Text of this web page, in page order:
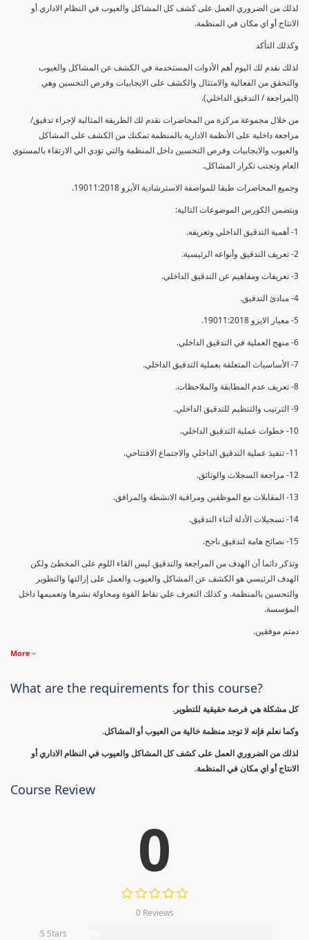
لذلك من الضروري العمل على كشف كل المشاكل والعيوب في النظام الاداري أو
الانتاج أو اي مكان في المنظمة.
وكذلك التأكد
لذلك نقدم لك اليوم أهم الأدوات المستخدمة في الكشف عن المشاكل والعيوب
والتحقق من الفعالية والامتثال والكشف على الايجابيات وفرص التحسين وهي
(المراجعة / التدقيق الداخلي).
من خلال مجموعة مركزة من المحاضرات نقدم لك الطريقة المثالية لإجراء تدقيق/
مراجعة داخلية على الأنظمة الادارية بالمنظمة تمكنك من الكشف على المشاكل
والعيوب والايجابيات وفرص التحسين داخل المنظمة والتي تؤدي الي الارتقاء بالمستوي
العام وتجنب تكرار المشاكل.
وجميع المحاضرات طبقا للمواصفة الاسترشادية الأيزو 19011:2018.
ويتضمن الكورس الموضوعات التالية:
1- أهمية التدقيق الداخلي وتعريفه.
2- تعريف التدقيق وأنواعه الرئيسية.
3- تعريفات ومفاهيم عن التدقيق الداخلي.
4- مبادئ التدقيق.
5- معيار الايزو 19011:2018.
6- منهج العملية في التدقيق الداخلي.
7- الأساسيات المتعلقة بعملية التدقيق الداخلي.
8- تعريف عدم المطابقة والملاحظات.
9- الترتيب والتنظيم للتدقيق الداخلي.
10- خطوات عملية التدقيق الداخلي.
11- تنفيذ عملية التدقيق الداخلي والاجتماع الافتتاحي.
12- مراجعة السجلات والوثائق.
13- المقابلات مع الموظفين ومراقبة الانشطة والمرافق.
14- تسجيلات الأدلة أثناء التدقيق.
15- نصائح هامة لتدقيق ناجح.
وتذكر دائما أن الهدف من المراجعة والتدقيق ليس القاء اللوم على المخطئ ولكن
الهدف الرئيسي هو الكشف عن المشاكل والعيوب والعمل على إزالتها والتطوير
والتحسين بالمنظمة. و كذلك التعرف علي نقاط القوة ومحاولة نشرها وتعميمها داخل
المؤسسة.
دمتم موفقين.
More
What are the requirements for this course?
كل مشكلة هي فرصة حقيقية للتطوير.
وكما نعلم فإنه لا توجد منظمة خالية من العيوب أو المشاكل.
لذلك من الضروري العمل على كشف كل المشاكل والعيوب في النظام الاداري أو
الانتاج أو اي مكان في المنظمة.
Course Review
0
0 Reviews
5 Stars